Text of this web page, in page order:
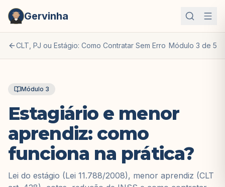
Gervinha
CLT, PJ ou Estágio: Como Contratar Sem Erro Módulo 3 de 5
Módulo 3
Estagiário e menor
aprendiz: como
funciona na prática?
Lei do estágio (Lei 11.788/2008), menor aprendiz (CLT